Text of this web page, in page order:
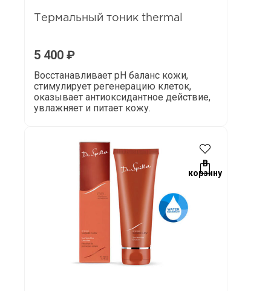
Термальный тоник thermal
5 400 ₽
Восстанавливает pH баланс кожи,
стимулирует регенерацию клеток,
оказывает антиоксидантное действие,
увлажняет и питает кожу.
В
корзину